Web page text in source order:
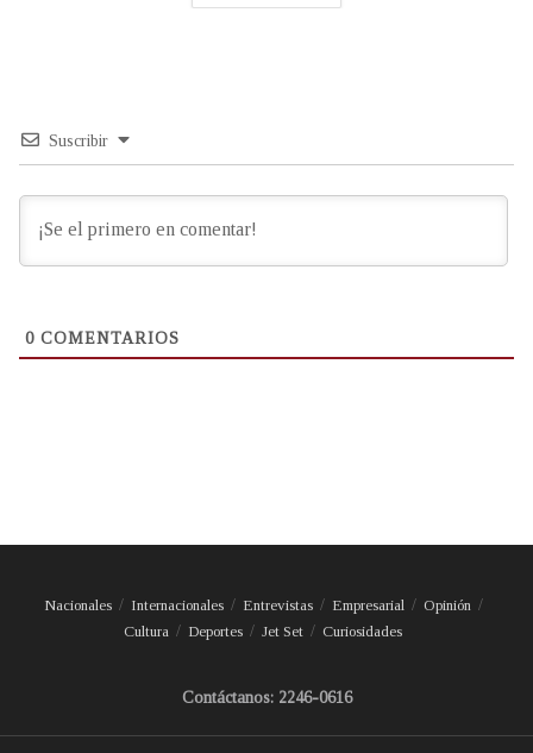
Suscribir
0 COMENTARIOS
Nacionales Internacionales Entrevistas Empresarial
Opinión
Cultura
Deportes Jet Set Curiosidades
Contáctanos: 2246-0616